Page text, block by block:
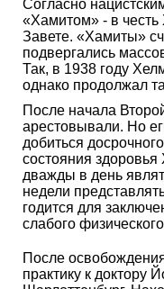
Согласно
«Хамитом» - в
Завете. «Хамиты»
подвергались
Так, в 1938 году
однако продолжал
После начала
арестовывали. Но
добиться
состояния здоровья
дважды в день
недели
годится для
слабого
После
практику к доктору